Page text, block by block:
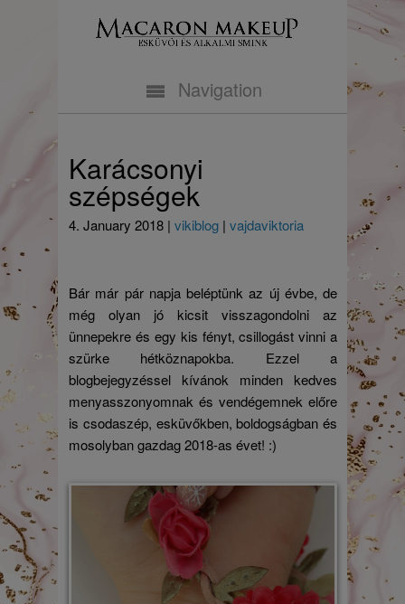
Navigation
Karácsonyi
szépségek
4. January 2018 |vikiblog |vajdaviktoria
Bár már pár napja beléptünk az új évbe, de
még olyan jó kicsit visszagondolni az
ünnepekre és egy kis fényt, csillogást vinni a
szürke hétköznapokba. Ezzel a
blogbejegyzéssel kívánok minden kedves
menyasszonyomnak és vendégemnek előre
is csodaszép, esküvőkben, boldogságban és
mosolyban gazdag 2018-as évet! :)